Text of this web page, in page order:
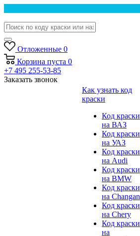
Отложенные 0
Корзина пуста 0
+7 495 255-53-85
Заказать звонок
Как узнать код
краски
Код краски
на ВАЗ
Код краски
на УАЗ
Код краски
на Audi
Код краски
на BMW
Код краски
на Changan
Код краски
на Chery
Код краски
на